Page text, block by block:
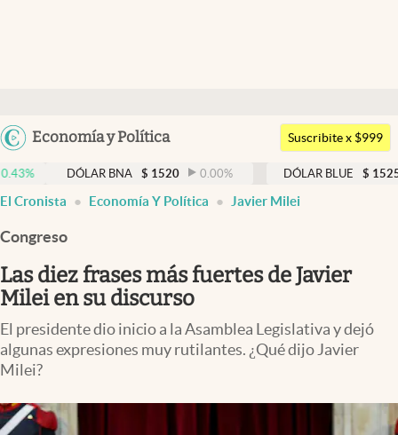
Argentina
Uruguay
Economía y Política
Members
Economía y Política
Finanzas y Mercados
Mercados Online
Negocios
Columnistas
Apertura
Infotechnology
Suscribite x $999
DÓLAR BNA $ 1520 0.00% DÓLAR BLUE $ 1525 -0.33
El Cronista Economía Y Política Javier Milei
Congreso
Las diez frases más fuertes de Javier
Milei en su discurso
El presidente dio inicio a la Asamblea Legislativa y dejó
algunas expresiones muy rutilantes. ¿Qué dijo Javier
Milei?